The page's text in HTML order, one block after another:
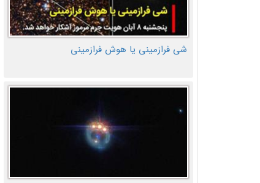
شی فرازمینی یا هوش فرازمینی